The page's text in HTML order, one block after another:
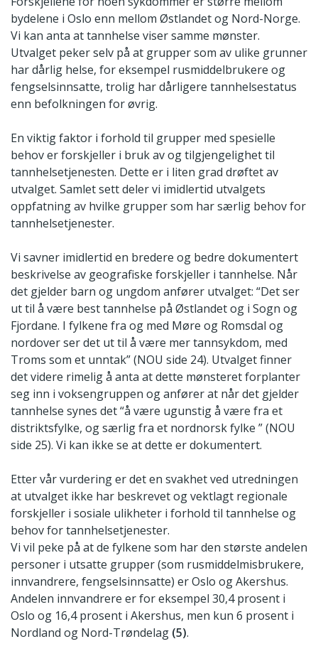
bydelene i Oslo enn mellom Østlandet og Nord-Norge.
Vi kan anta at tannhelse viser samme mønster.
Utvalget peker selv på at grupper som av ulike grunner
har dårlig helse, for eksempel rusmiddelbrukere og
fengselsinnsatte, trolig har dårligere tannhelsestatus
enn befolkningen for øvrig.
En viktig faktor i forhold til grupper med spesielle
behov er forskjeller i bruk av og tilgjengelighet til
tannhelsetjenesten. Dette er i liten grad drøftet av
utvalget. Samlet sett deler vi imidlertid utvalgets
oppfatning av hvilke grupper som har særlig behov for
tannhelsetjenester.
Vi savner imidlertid en bredere og bedre dokumentert
beskrivelse av geografiske forskjeller i tannhelse. Når
det gjelder barn og ungdom anfører utvalget: “Det ser
ut til å være best tannhelse på Østlandet og i Sogn og
Fjordane. I fylkene fra og med Møre og Romsdal og
nordover ser det ut til å være mer tannsykdom, med
Troms som et unntak” (NOU side 24). Utvalget finner
det videre rimelig å anta at dette mønsteret forplanter
seg inn i voksengruppen og anfører at når det gjelder
tannhelse synes det “å være ugunstig å være fra et
distriktsfylke, og særlig fra et nordnorsk fylke ” (NOU
side 25). Vi kan ikke se at dette er dokumentert.
Etter vår vurdering er det en svakhet ved utredningen
at utvalget ikke har beskrevet og vektlagt regionale
forskjeller i sosiale ulikheter i forhold til tannhelse og
behov for tannhelsetjenester.
Vi vil peke på at de fylkene som har den største andelen
personer i utsatte grupper (som rusmiddelmisbrukere,
innvandrere, fengselsinnsatte) er Oslo og Akershus.
Andelen innvandrere er for eksempel 30,4 prosent i
Oslo og 16,4 prosent i Akershus, men kun 6 prosent i
Nordland og Nord-Trøndelag (5).